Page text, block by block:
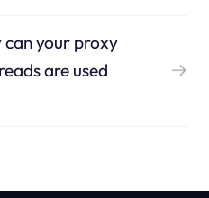
can your proxy
are used